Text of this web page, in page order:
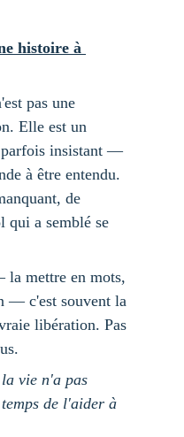
histoire à
pas une
Elle est un
insistant —
à être entendu.
de
qui a semblé se
la mettre en mots,
— c'est souvent la
libération. Pas
vie n'a pas
de l'aider à